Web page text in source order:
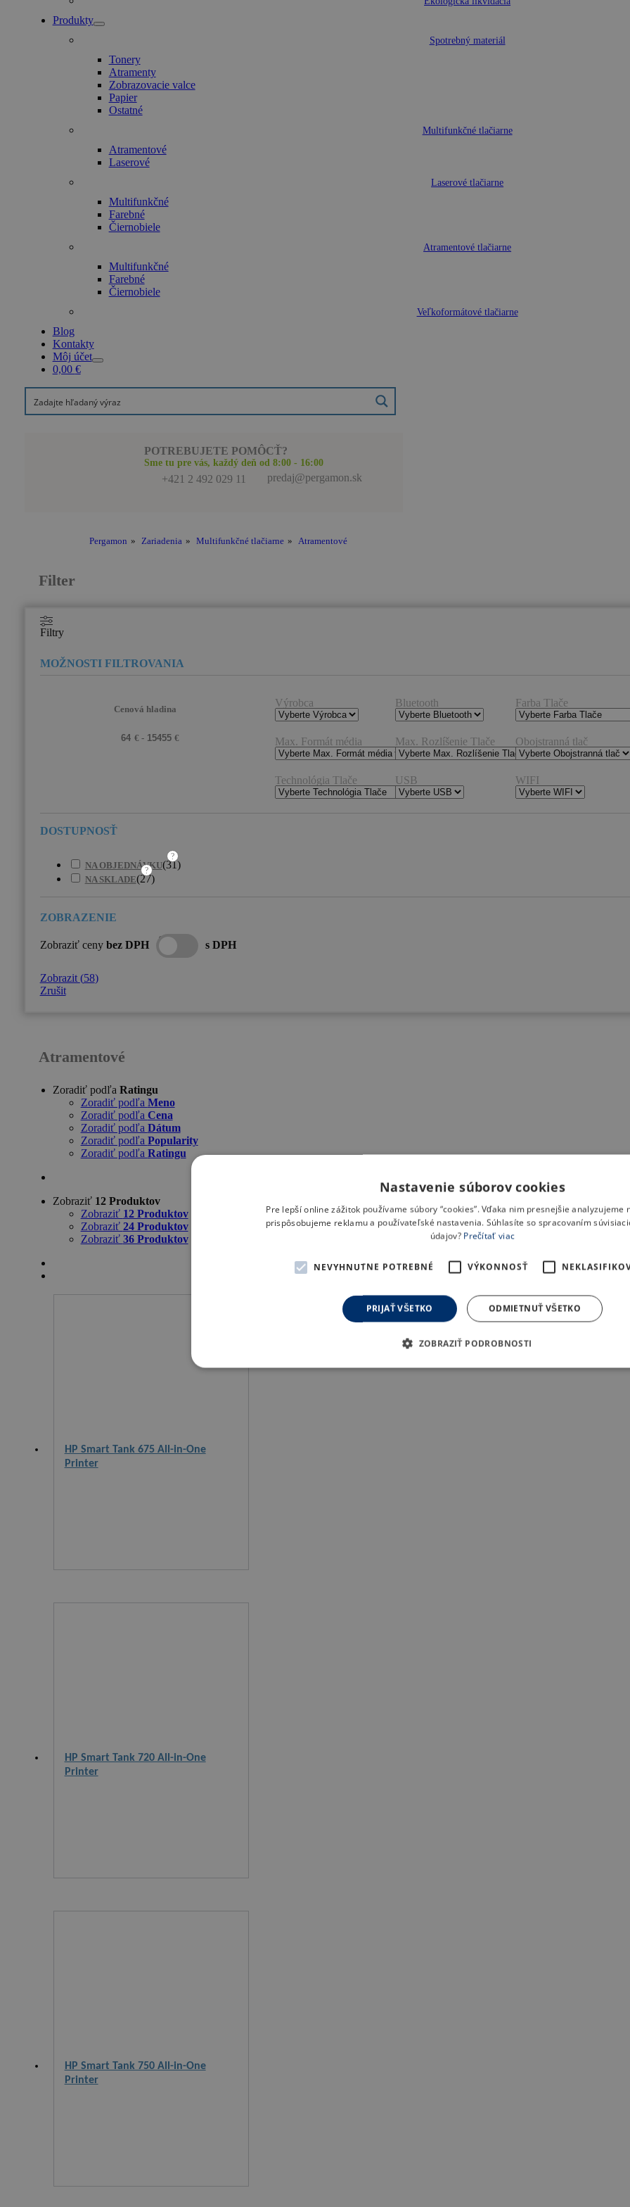
Produkty
Spotrebný materiál
Tonery
Atramenty
Zobrazovacie valce
Papier
Ostatné
Multifunkčné tlačiarne
Atramentové
Laserové
Laserové tlačiarne
Multifunkčné
Farebné
Čiernobiele
Atramentové tlačiarne
Multifunkčné
Farebné
Čiernobiele
Veľkoformátové tlačiarne
Blog
Kontakty
Môj účet
0,00 €
POTREBUJETE POMÔCŤ?
Sme tu pre vás, každý deň od 8:00 - 16:00
+421 2 492 029 11 predaj@pergamon.sk
Pergamon » Zariadenia » Multifunkčné tlačiarne » Atramentové
Filter
Filtry
Cenová hladina
Výrobca Bluetooth Farba Tlače
Max. Formát média Max. Rozlíšenie Tlače Obojstranná tlač
Technológia Tlače USB WIFI
NA OBJEDNÁVKU(31)
?
NA SKLADE(27)
?
Zobraziť ceny bez DPH s DPH
Zobrazit (58)
Zrušit
Atramentové
Zoradiť podľa Ratingu
Zoradiť podľa Meno
Zoradiť podľa Cena
Zoradiť podľa Dátum
Zoradiť podľa Popularity
Zoradiť podľa Ratingu
Zobraziť 12 Produktov
Zobraziť 12 Produktov
Zobraziť 24 Produktov
Zobraziť 36 Produktov
HP Smart Tank 675 All-in-One
Printer
HP Smart Tank 720 All-in-One
Printer
HP Smart Tank 750 All-in-One
Printer
Nastavenie súborov cookies
Pre lepší online zážitok používame súbory “cookies”. Vďaka nim presnejšie analyzujeme
prispôsobujeme reklamu a používateľské nastavenia. Súhlasíte so spracovaním
údajov? Prečítať viac
NEVYHNUTNE POTREBNÉ VÝKONNOSŤ
PRIJAŤ VŠETKO ODMIETNUŤ VŠETKO
ZOBRAZIŤ PODROBNOSTI